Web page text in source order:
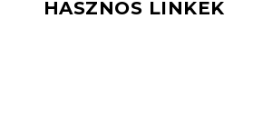
HASZNOS LINKEK